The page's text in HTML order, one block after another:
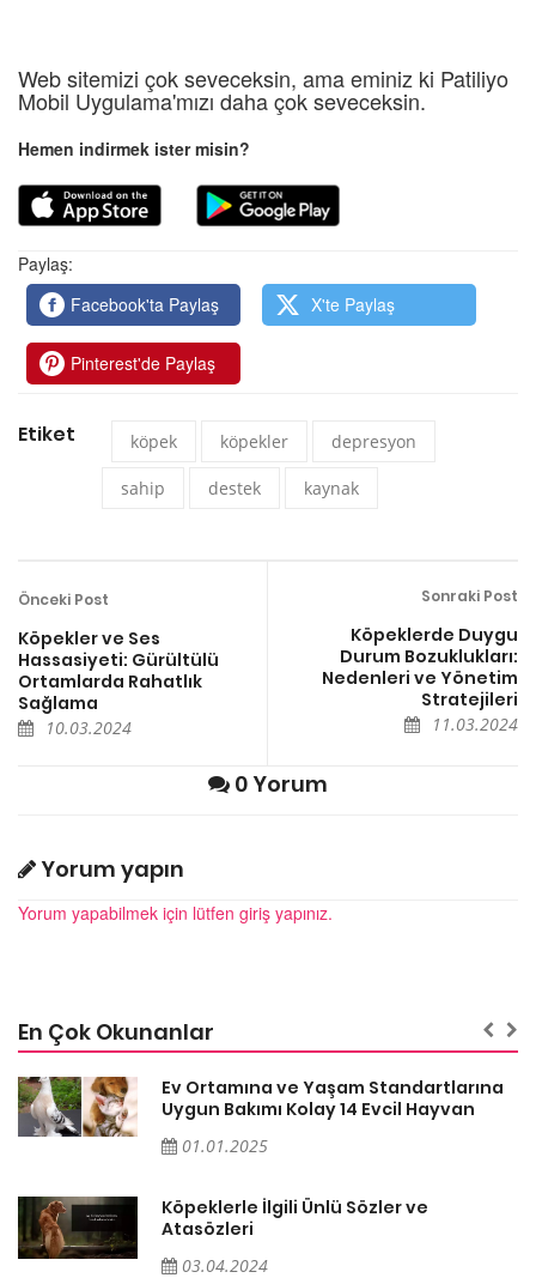
Web sitemizi çok seveceksin, ama eminiz ki Patiliyo
Mobil Uygulama'mızı daha çok seveceksin.
Hemen indirmek ister misin?
Paylaş:
Facebook'ta Paylaş
X'te Paylaş
Pinterest'de Paylaş
Etiket köpek köpekler depresyon
sahip destek kaynak
Önceki Post
Köpekler ve Ses
Hassasiyeti: Gürültülü
Ortamlarda Rahatlık
Sağlama
10.03.2024
Sonraki Post
Köpeklerde Duygu
Durum Bozuklukları:
Nedenleri ve Yönetim
Stratejileri
11.03.2024
0 Yorum
Yorum yapın
Yorum yapabilmek için lütfen giriş yapınız.
En Çok Okunanlar
Ev Ortamına ve Yaşam Standartlarına
Uygun Bakımı Kolay 14 Evcil Hayvan
01.01.2025
Köpeklerle İlgili Ünlü Sözler ve
Atasözleri
03.04.2024